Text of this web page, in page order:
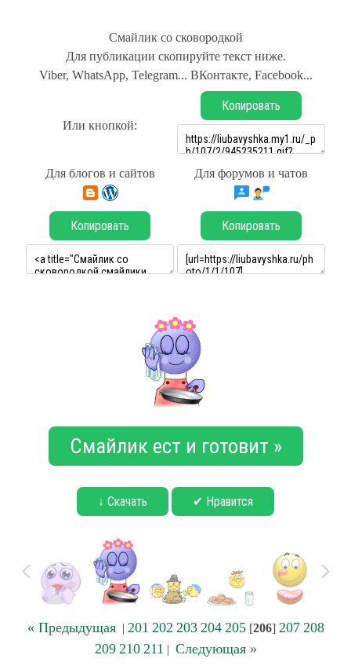
Смайлик со сковородкой
Для публикации скопируйте текст ниже.
Viber, WhatsApp, Telegram... ВКонтакте, Facebook...
Или кнопкой:
Копировать
Для блогов и сайтов Для форумов и чатов
Копировать Копировать
Смайлик ест и готовит »
↓ Скачать ✔ Нравится
« Предыдущая| 201 202 203 204 205[206] 207 208
209 210 211 | Следующая »